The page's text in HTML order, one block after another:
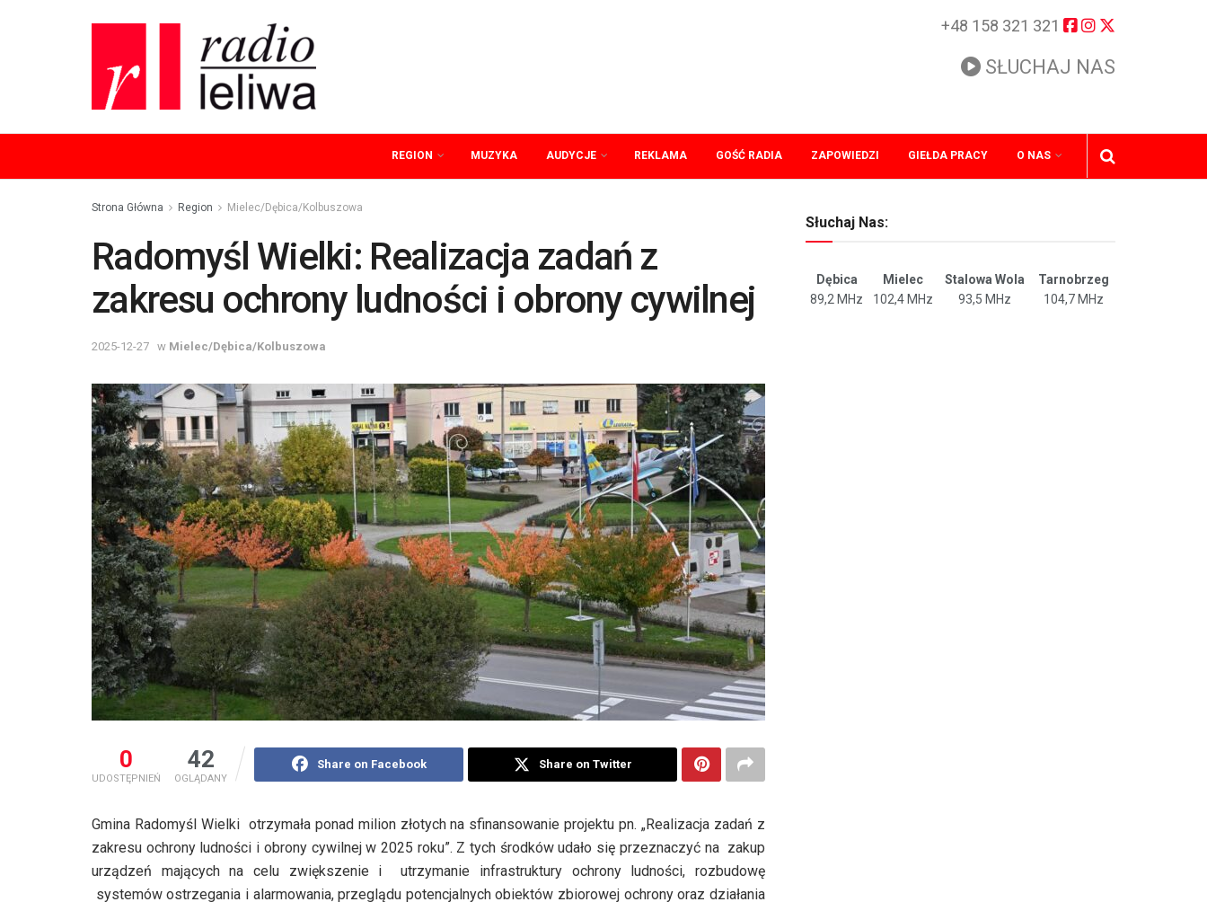
+48 158 321 321
SŁUCHAJ NAS
REGION MUZYKA AUDYCJE REKLAMA GOŚĆ RADIA ZAPOWIEDZI GIEŁDA PRACY O NAS
Strona Główna Region Mielec/Dębica/Kolbuszowa
Radomyśl Wielki: Realizacja zadań z
zakresu ochrony ludności i obrony cywilnej
2025-12-27 w Mielec/Dębica/Kolbuszowa
0
UDOSTĘPNIEŃ
42
OGLĄDANY
Share on Facebook Share on Twitter
Gmina Radomyśl Wielki otrzymała ponad milion złotych na sfinansowanie projektu pn. „Realizacja zadań z
zakresu ochrony ludności i obrony cywilnej w 2025 roku”. Z tych środków udało się przeznaczyć na zakup
urządzeń mających na celu zwiększenie i utrzymanie infrastruktury ochrony ludności, rozbudowę
systemów ostrzegania i alarmowania, przeglądu potencjalnych obiektów zbiorowej ochrony oraz działania
Słuchaj Nas:
Dębica Mielec Stalowa Wola
Tarnobrzeg
89,2 MHz
102,4 MHz 93,5 MHz 104,7 MHz